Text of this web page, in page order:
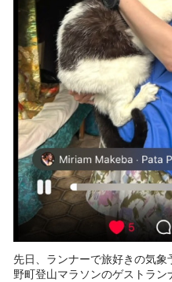
先日、ランナーで旅好きの気
野町登山マラソンのゲストラ